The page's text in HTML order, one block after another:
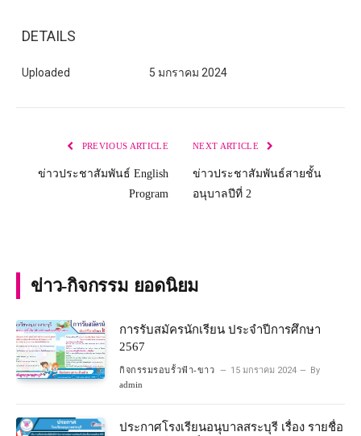
DETAILS
Uploaded 5 มกราคม 2024
PREVIOUS ARTICLE
ข่าวประชาสัมพันธ์ English
Program
NEXT ARTICLE
ข่าวประชาสัมพันธ์สายชั้น
อนุบาลปีที่ 2
ข่าว-กิจกรรม ยอดนิยม
การรับสมัครนักเรียน ประจำปีการศึกษา
2567
กิจกรรมรอบรั้วฟ้า-ขาว 15 มกราคม 2024 By
admin
ประกาศโรงเรียนอนุบาลสระบุรี เรื่อง รายชื่อ